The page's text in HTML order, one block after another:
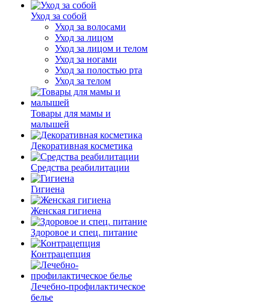
Уход за собой
Уход за волосами
Уход за лицом
Уход за лицом и телом
Уход за ногами
Уход за полостью рта
Уход за телом
Товары для мамы и
малышей
Декоративная косметика
Средства реабилитации
Гигиена
Женская гигиена
Здоровое и спец. питание
Контрацепция
Лечебно-профилактическое
белье